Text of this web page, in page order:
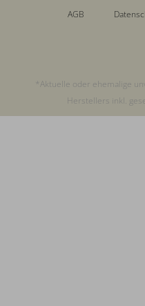
AGB
*Aktuelle oder ehemalige
Herstellers inkl.